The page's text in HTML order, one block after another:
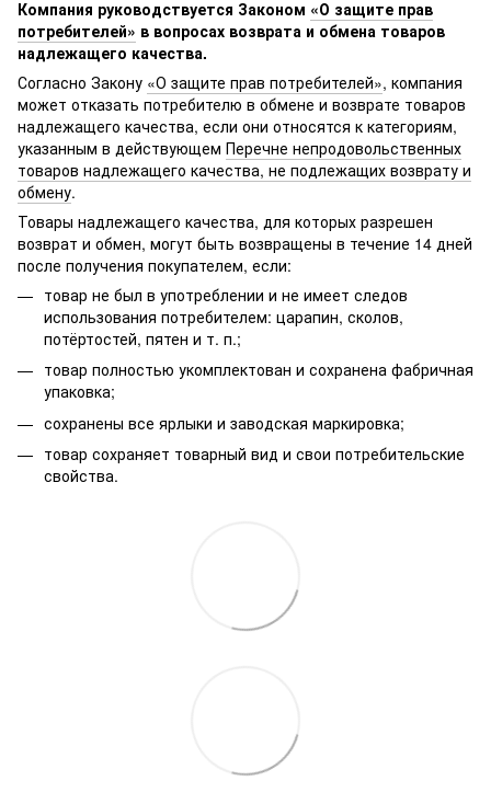
Компания руководствуется Законом «О защите прав
потребителей» в вопросах возврата и обмена товаров
надлежащего качества.
Согласно Закону «О защите прав потребителей», компания
может отказать потребителю в обмене и возврате товаров
надлежащего качества, если они относятся к категориям,
указанным в действующем Перечне непродовольственных
товаров надлежащего качества, не подлежащих возврату и
обмену.
Товары надлежащего качества, для которых разрешен
возврат и обмен, могут быть возвращены в течение 14 дней
после получения покупателем, если:
товар не был в употреблении и не имеет следов
использования потребителем: царапин, сколов,
потёртостей, пятен и т. п.;
товар полностью укомплектован и сохранена фабричная
упаковка;
сохранены все ярлыки и заводская маркировка;
товар сохраняет товарный вид и свои потребительские
свойства.